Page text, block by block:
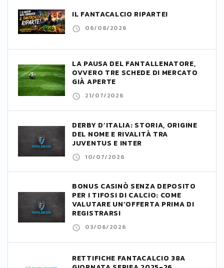
IL FANTACALCIO RIPARTE!
06/08/2026
LA PAUSA DEL FANTALLENATORE,
OVVERO TRE SCHEDE DI MERCATO
GIÀ APERTE
21/07/2026
DERBY D’ITALIA: STORIA, ORIGINE
DEL NOME E RIVALITÀ TRA
JUVENTUS E INTER
10/07/2026
BONUS CASINÒ SENZA DEPOSITO
PER I TIFOSI DI CALCIO: COME
VALUTARE UN’OFFERTA PRIMA DI
REGISTRARSI
03/06/2026
RETTIFICHE FANTACALCIO 38A